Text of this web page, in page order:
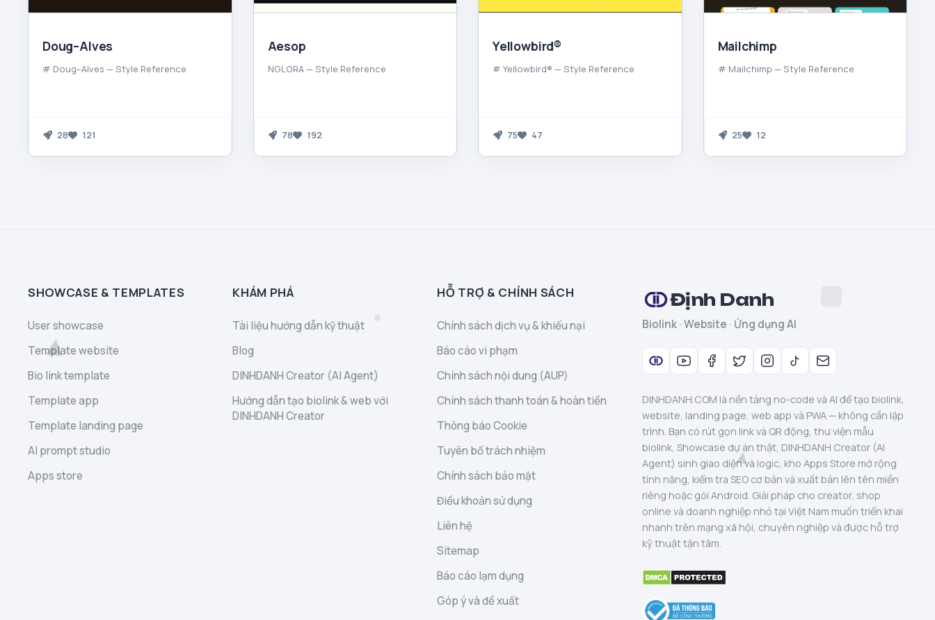
Doug–Alves
# Doug–Alves — Style Reference
28 121
Aesop
NGLORA — Style Reference
78 192
Yellowbird®
# Yellowbird® — Style Reference
75 47
Mailchimp
# Mailchimp — Style Reference
25 12
SHOWCASE & TEMPLATES
User showcase
Template website
Bio link template
Template app
Template landing page
AI prompt studio
Apps store
KHÁM PHÁ
Tài liệu hướng dẫn kỹ thuật
Blog
DINHDANH Creator (AI Agent)
Hướng dẫn tạo biolink & web với
DINHDANH Creator
HỖ TRỢ & CHÍNH SÁCH
Chính sách dịch vụ & khiếu nại
Báo cáo vi phạm
Chính sách nội dung (AUP)
Chính sách thanh toán & hoàn tiền
Thông báo Cookie
Tuyên bố trách nhiệm
Chính sách bảo mật
Điều khoản sử dụng
Liên hệ
Sitemap
Báo cáo lạm dụng
Góp ý và đề xuất
Định Danh
Biolink · Website · Ứng dụng AI
DINHDANH.COM là nền tảng no-code và AI để tạo biolink,
website, landing page, web app và PWA — không cần lập
trình. Bạn có rút gọn link và QR động, thư viện mẫu
biolink, Showcase dự án thật, DINHDANH Creator (AI
Agent) sinh giao diện và logic, kho Apps Store mở rộng
tính năng, kiểm tra SEO cơ bản và xuất bản lên tên miền
riêng hoặc gói Android. Giải pháp cho creator, shop
online và doanh nghiệp nhỏ tại Việt Nam muốn triển khai
nhanh trên mạng xã hội, chuyên nghiệp và được hỗ trợ
kỹ thuật tận tâm.